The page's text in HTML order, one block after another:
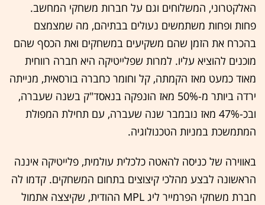
האלקטרוני, המשלוחים וגם על חברות משחקי המחשב.
פחות ופחות משתמשים נעולים בבתיהם, מה שמצמצם
בהכרח את הזמן שהם משקיעים במשחקים ואת הכסף שהם
מוכנים להוציא עליו. למרות שפלייטיקה היא חברה רווחית
מאוד כמעט מאז הקמתה, קל וחומר כחברה בורסאית, מנייתה
ירדה ביותר מ-50% מאז הונפקה בנאסד"ק בשנה שעברה,
ובכ-47% מאז נובמבר שנה שעברה, עם תחילת המפולת
המתמשכת במניות הטכנולוגיה.
באווירה של כניסה להאטה כלכלית עולמית, פלייטיקה איננה
הראשונה לבצע מהלכי קיצוצים בתחום המשחקים. קדמו לה
חברת משחקי הפרמייר ליג MPL ההודית, שקיצצה אתמול